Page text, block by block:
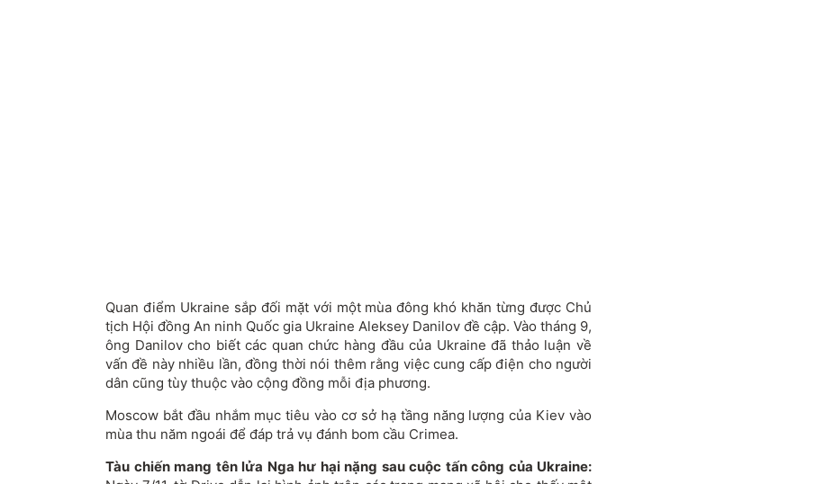
Quan điểm Ukraine sắp đối mặt với một mùa đông khó khăn từng được Chủ
tịch Hội đồng An ninh Quốc gia Ukraine Aleksey Danilov đề cập. Vào tháng 9,
ông Danilov cho biết các quan chức hàng đầu của Ukraine đã thảo luận về
vấn đề này nhiều lần, đồng thời nói thêm rằng việc cung cấp điện cho người
dân cũng tùy thuộc vào cộng đồng mỗi địa phương.
Moscow bắt đầu nhắm mục tiêu vào cơ sở hạ tầng năng lượng của Kiev vào
mùa thu năm ngoái để đáp trả vụ đánh bom cầu Crimea.
Tàu chiến mang tên lửa Nga hư hại nặng sau cuộc tấn công của Ukraine: